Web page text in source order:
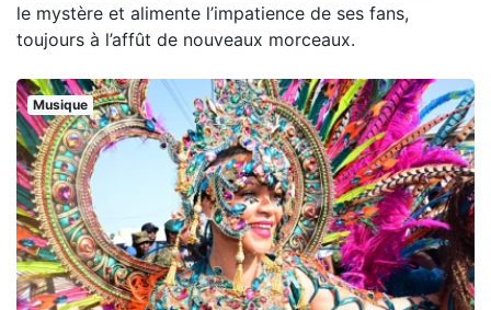
le mystère et alimente l’impatience de ses fans,
toujours à l’affût de nouveaux morceaux.
Musique